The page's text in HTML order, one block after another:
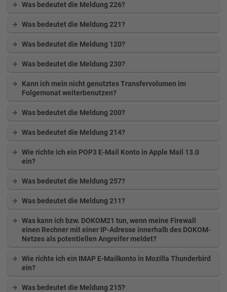
Was bedeutet die Meldung 226?
Was bedeutet die Meldung 221?
Was bedeutet die Meldung 120?
Was bedeutet die Meldung 230?
Kann ich mein nicht genutztes Transfervolumen im
Folgemonat weiterbenutzen?
Was bedeutet die Meldung 200?
Was bedeutet die Meldung 214?
Wie richte ich ein POP3 E-Mail Konto in Apple Mail 13.0
ein?
Was bedeutet die Meldung 257?
Was bedeutet die Meldung 211?
Was kann ich bzw. DOKOM21 tun, wenn meine Firewall
einen Rechner mit einer IP-Adresse innerhalb des DOKOM-
Netzes als potentiellen Angreifer meldet?
Wie richte ich ein IMAP E-Mailkonto in Mozilla Thunderbird
ein?
Was bedeutet die Meldung 215?